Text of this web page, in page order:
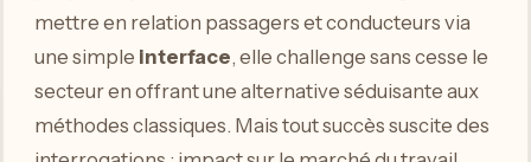
mettre en relation passagers et conducteurs via
une simple interface, elle challenge sans cesse le
secteur en offrant une alternative séduisante aux
méthodes classiques. Mais tout succès suscite des